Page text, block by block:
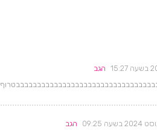
הגב
הגב